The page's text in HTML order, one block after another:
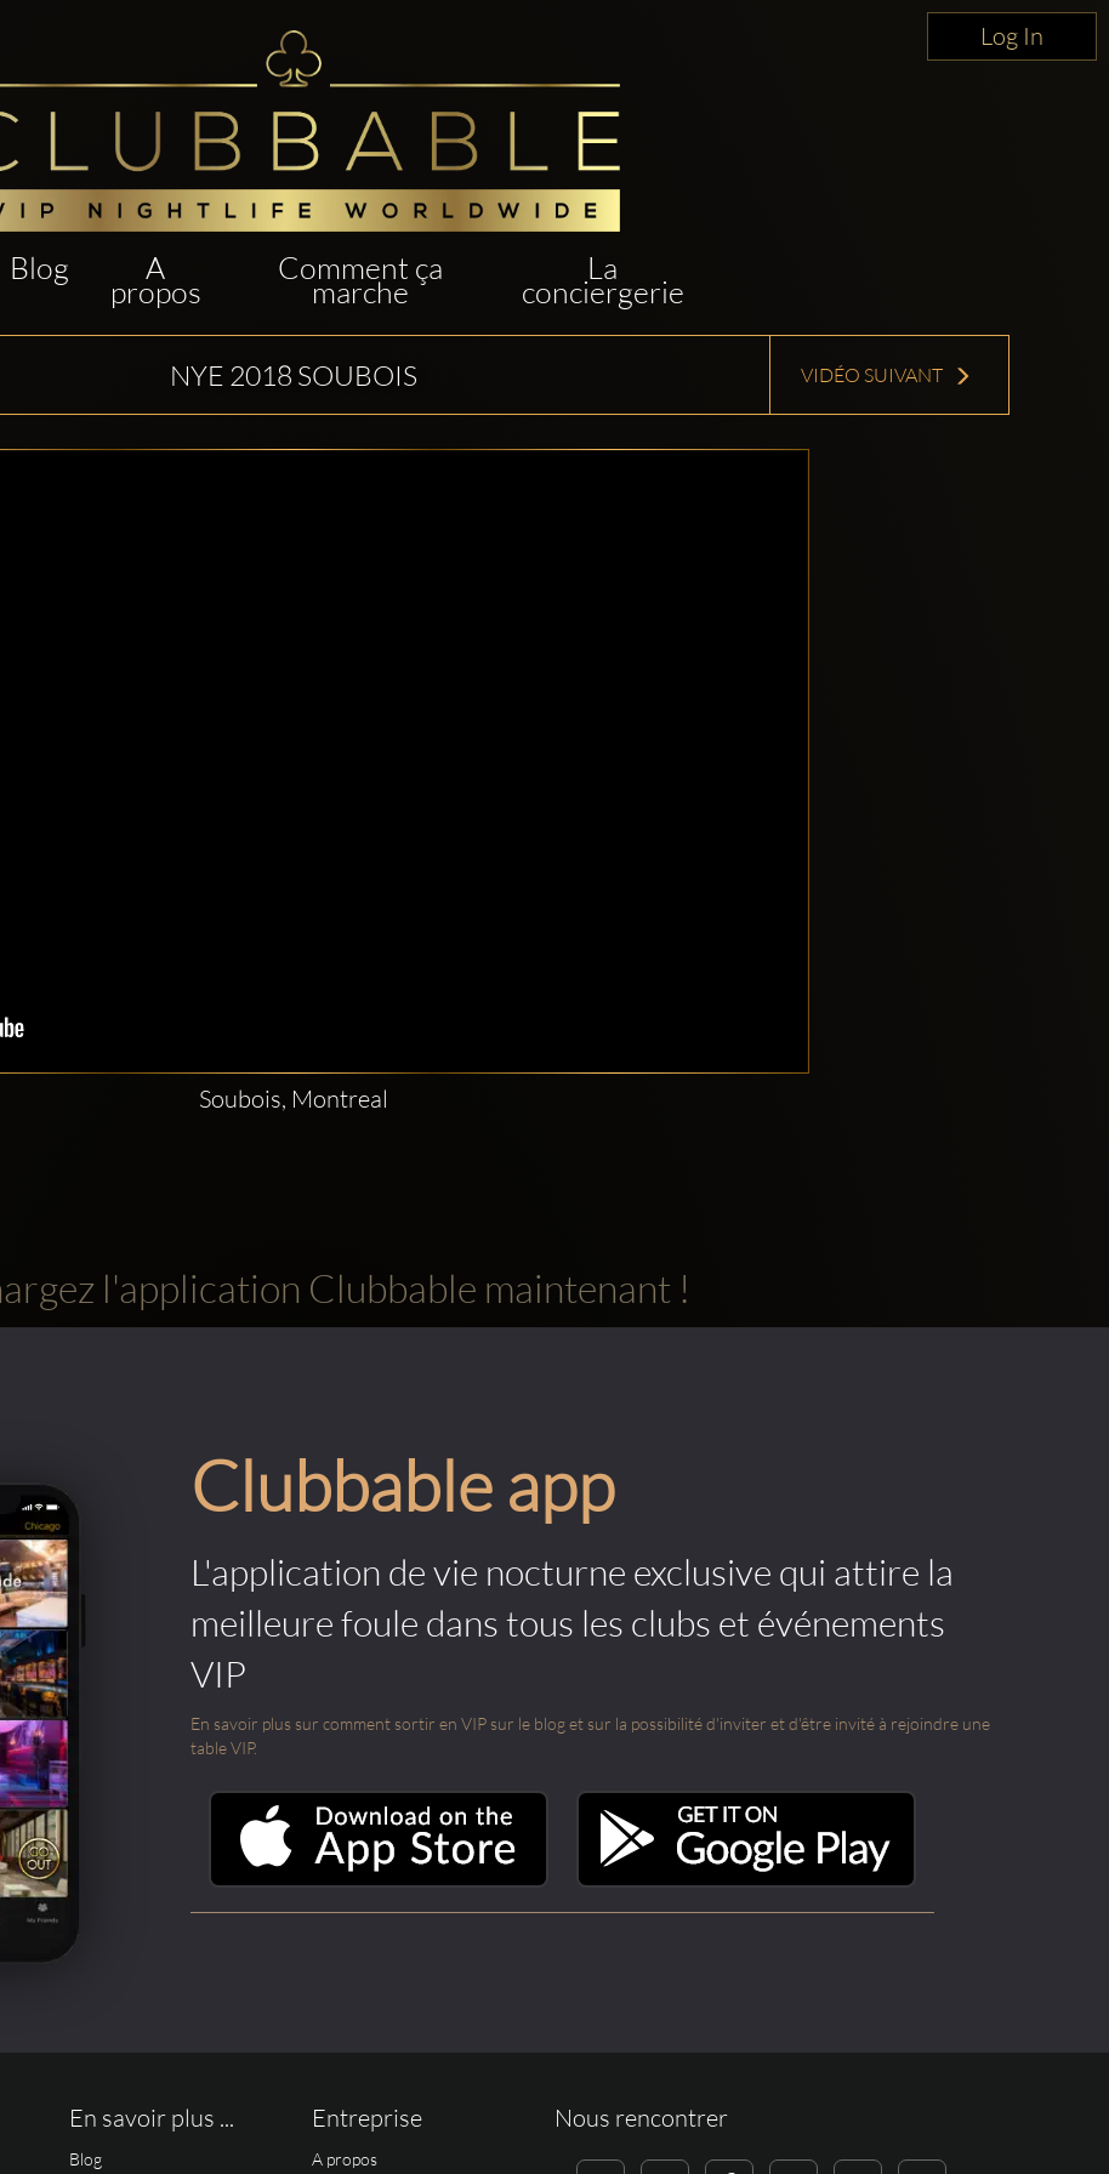
Log In
Blog A
propos
Comment ça
marche
La
conciergerie
NYE 2018 SOUBOIS VIDÉO SUIVANT
Soubois, Montreal
l'application Clubbable maintenant !
Clubbable app
L'application de vie nocturne exclusive qui attire la
meilleure foule dans tous les clubs et événements
VIP
En savoir plus sur comment sortir en VIP sur le blog et sur la possibilité d'inviter et d'être invité à rejoindre une
table VIP.
En savoir plus ...
Blog
Entreprise
A propos
Nous rencontrer